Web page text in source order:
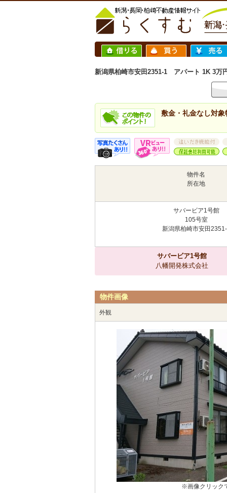
新潟県柏崎市安田2351-1 アパート 1K 3万
敷金・礼金なし対
物件名
所在地
サバービア1号館
105号室
新潟県柏崎市安田
サバービア1号館
八幡開発株式会社
物件画像
外観
※画像クリック